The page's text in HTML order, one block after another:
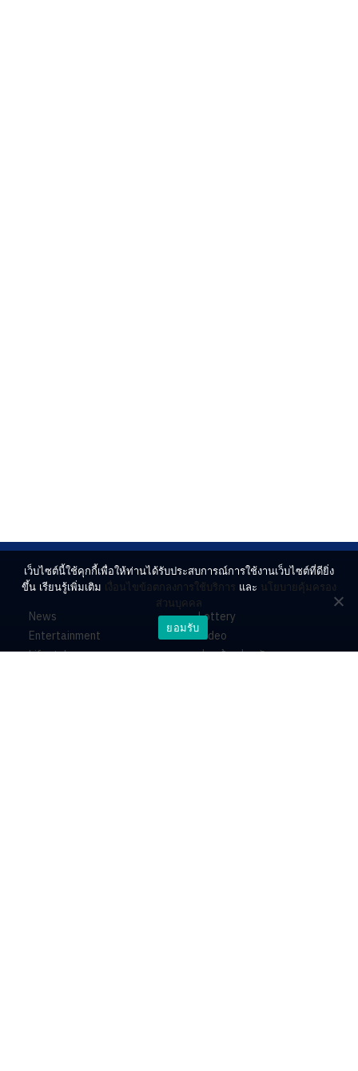
News
Entertainment
Lifestyle
Lottery
Video
ร่วมด้วยช่วยกัน
เว็บไซต์นี้ใช้คุกกี้เพื่อให้ท่านได้รับประสบการณ์การใช้งานเว็บไซต์ที่ดียิ่ง
ขึ้น เรียนรู้เพิ่มเติม เงื่อนไขข้อตกลงการใช้บริการ และ นโยบายคุ้มครอง
ส่วนบุคคล
ยอมรับ